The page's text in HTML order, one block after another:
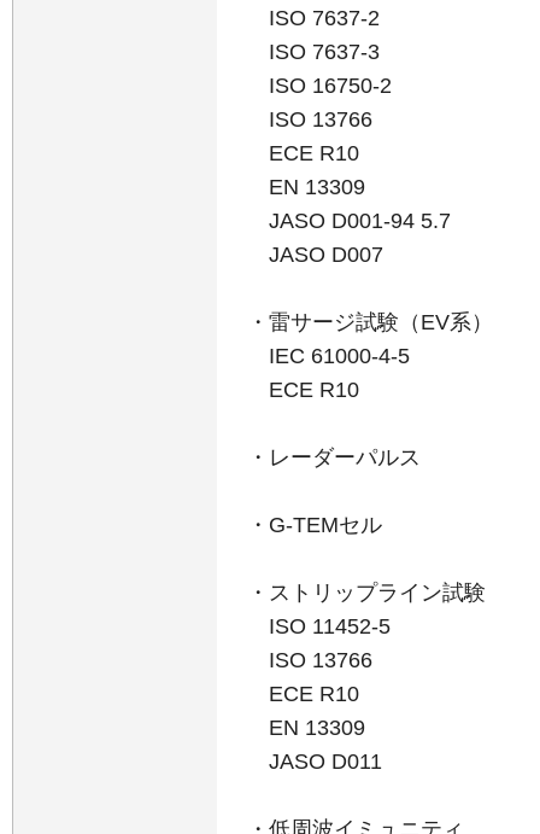
ISO 7637-2
ISO 7637-3
ISO 16750-2
ISO 13766
ECE R10
EN 13309
JASO D001-94 5.7
JASO D007
・雷サージ試験（EV系）
IEC 61000-4-5
ECE R10
・レーダーパルス
・G-TEMセル
・ストリップライン試験
ISO 11452-5
ISO 13766
ECE R10
EN 13309
JASO D011
・低周波イミュニティ